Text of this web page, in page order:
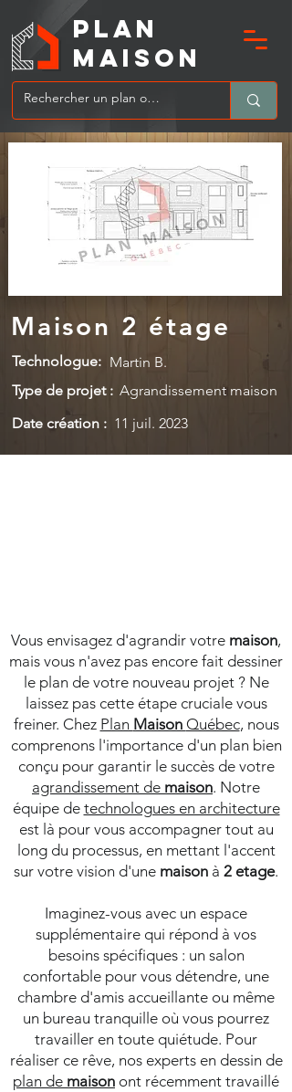
MAIsoN
PLAN
Maison 2 étage
Technologue: Martin B.
Type de projet : Agrandissement maison
Date création : 11 juil. 2023
Vous envisagez d'agrandir votre maison,
mais vous n'avez pas encore fait dessiner
le plan de votre nouveau projet ? Ne
laissez pas cette étape cruciale vous
freiner. Chez Plan Maison Québec, nous
comprenons l'importance d'un plan bien
conçu pour garantir le succès de votre
agrandissement de maison. Notre
équipe de technologues en architecture
est là pour vous accompagner tout au
long du processus, en mettant l'accent
sur votre vision d'une maison à 2 etage.
Imaginez-vous avec un espace
supplémentaire qui répond à vos
besoins spécifiques : un salon
confortable pour vous détendre, une
chambre d'amis accueillante ou même
un bureau tranquille où vous pourrez
travailler en toute quiétude. Pour
réaliser ce rêve, nos experts en dessin de
plan de maison ont récemment travaillé